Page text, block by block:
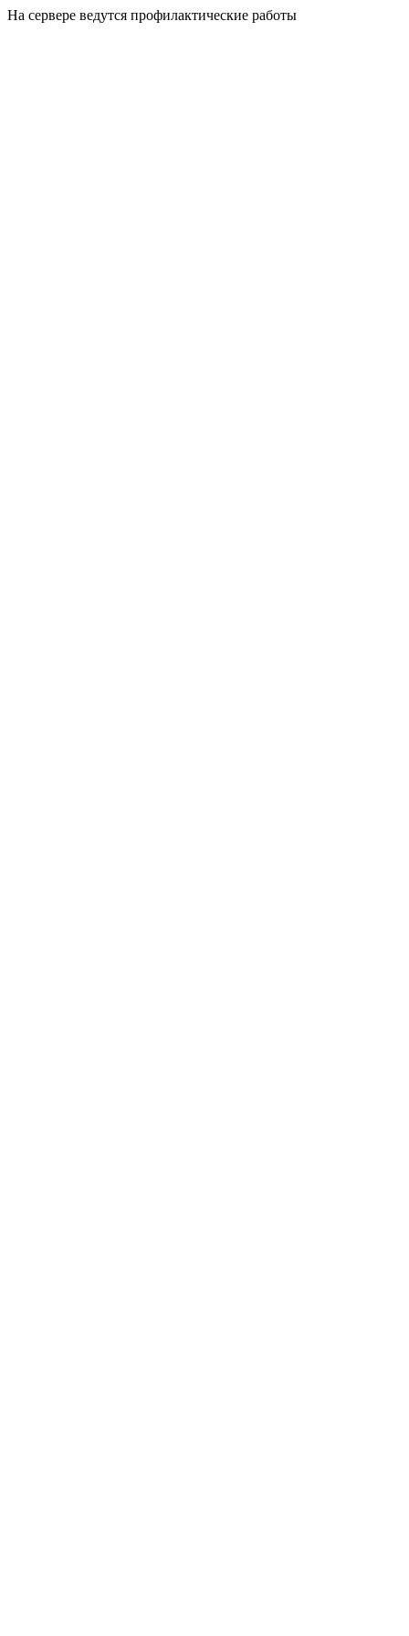
На сервере ведутся профилактические работы